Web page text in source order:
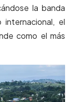
la banda
internacional, el
como el más